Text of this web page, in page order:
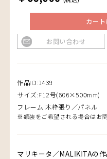
カー
お問い合わせ
作品ID:1439
サイズ:F12号(606×500mm)
フレーム:木枠張り／パネル
※額装をご希望される場合はお
マリキータ／MALIKITAの作